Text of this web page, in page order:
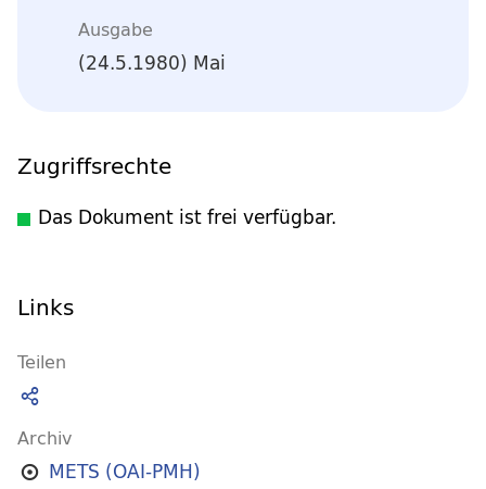
Ausgabe
(24.5.1980) Mai
Zugriffsrechte
Das Dokument ist frei verfügbar.
Links
Teilen
Archiv
METS (OAI-PMH)